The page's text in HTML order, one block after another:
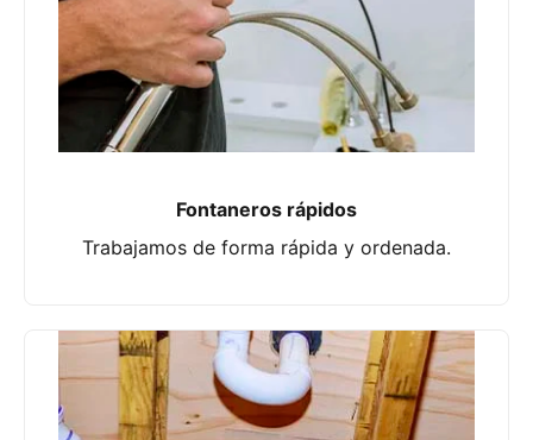
Fontaneros rápidos
Trabajamos de forma rápida y ordenada.